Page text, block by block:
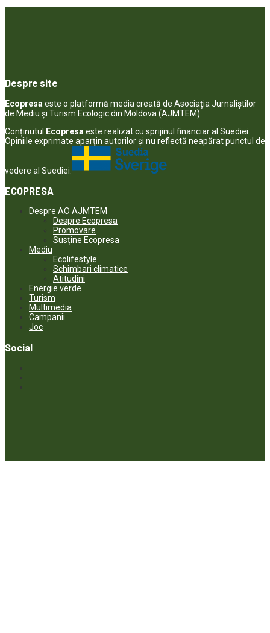
Despre site
Ecopresa este o platformă media creată de Asociația Jurnaliștilor
de Mediu și Turism Ecologic din Moldova (AJMTEM).
Conținutul Ecopresa este realizat cu sprijinul financiar al Suediei.
Opiniile exprimate aparţin autorilor şi nu reflectă neapărat punctul de
vedere al Suediei.
ECOPRESA
Despre AO AJMTEM
Despre Ecopresa
Promovare
Susține Ecopresa
Mediu
Ecolifestyle
Schimbari climatice
Atitudini
Energie verde
Turism
Multimedia
Campanii
Joc
Social